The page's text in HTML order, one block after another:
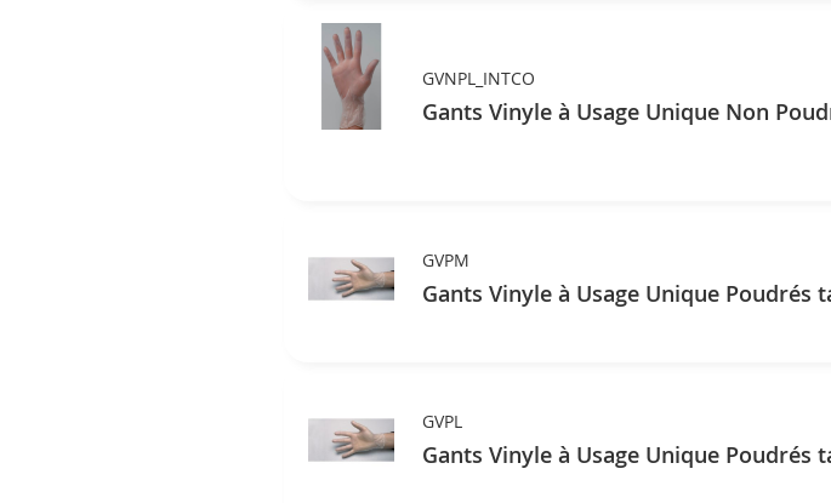
GVNPL_INTCO
Gants Vinyle à Usage Unique Non
GVPM
Gants Vinyle à Usage Unique Poudrés
GVPL
Gants Vinyle à Usage Unique Poudrés